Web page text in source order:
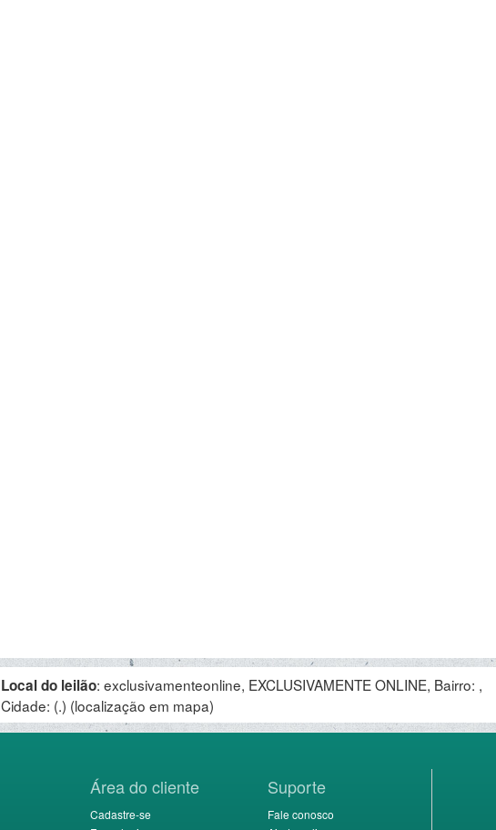
Local do leilão: exclusivamenteonline, EXCLUSIVAMENTE ONLINE, Bairro: ,
Cidade: (.) (localização em mapa)
Área do cliente
Cadastre-se
Suporte
Fale conosco